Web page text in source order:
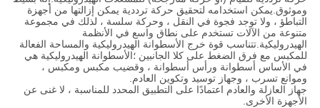
وموثوق.يمكن استخدامه لتحقيق حركة ترددية يمكن إزالتها من أجهزة
التباطؤ ، ولا توجد فجوة في النقل ، وحركة سلسة ، لذلك في مجموعة
متنوعة من الآلات تستخدم على نطاق واسع في الأنظمة
الهيدروليكية.تتناسب قوة خرج الأسطوانة الهيدروليكية والمساحة الفعالة
للمكبس مع فرق الضغط على كلا الجانبين ؛الأسطوانة الهيدروليكية هي
في الأساس أسطوانة ورأس أسطوانة ، وقضيب مكبس ومكبس ،
وموانع تسرب ، وجهاز توسيد وتكوين العادم.
جهاز العازلة والعادم اعتمادًا على التطبيق المحدد للمناسبة ، لا غنى عن
الأجهزة الأخرى.